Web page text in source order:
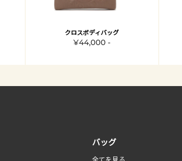
クロスボディバッグ
¥44,000 -
バッグ